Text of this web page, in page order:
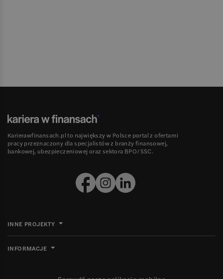
Karierawfinansach.pl to największy w Polsce portal z ofertami
pracy przeznaczony dla specjalistów z branży finansowej,
bankowej, ubezpieczeniowej oraz sektora BPO/SSC.
INNE PROJEKTY
INFORMACJE